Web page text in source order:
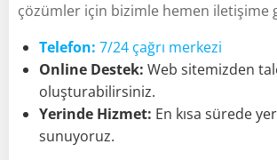
çözümler için bizimle hemen iletişime
Telefon: 7/24 çağrı merkezi
Online Destek: Web sitemizden
oluşturabilirsiniz.
Yerinde Hizmet: En kısa sürede
sunuyoruz.